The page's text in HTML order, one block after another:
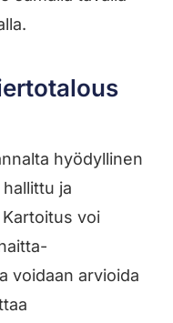
hyödyllinen
ja
voi
voidaan arvioida